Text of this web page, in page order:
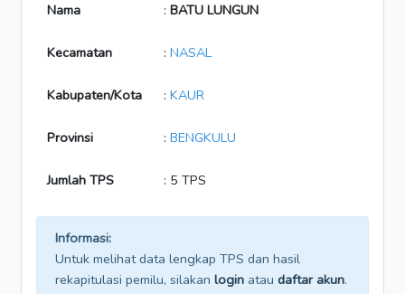
Nama : BATU LUNGUN
Kecamatan : NASAL
Kabupaten/Kota : KAUR
Provinsi : BENGKULU
Jumlah TPS : 5 TPS
Informasi:
Untuk melihat data lengkap TPS dan hasil
rekapitulasi pemilu, silakan login atau daftar akun.